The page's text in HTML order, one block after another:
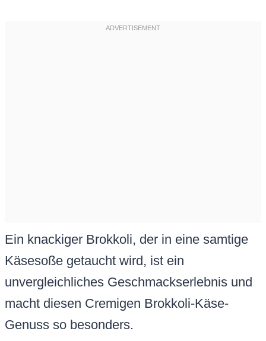
Ein knackiger Brokkoli, der in eine samtige
Käsesoße getaucht wird, ist ein
unvergleichliches Geschmackserlebnis und
macht diesen Cremigen Brokkoli-Käse-
Genuss so besonders.